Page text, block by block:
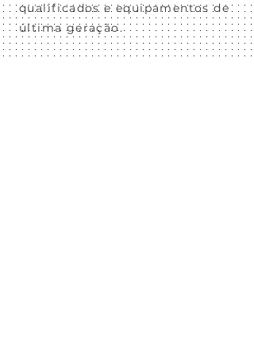
qualificados e equipamentos de
última geração.